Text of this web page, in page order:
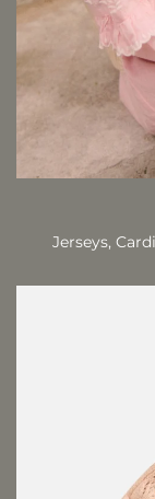
Jerseys,